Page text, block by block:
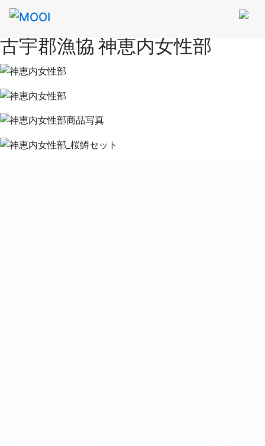
古宇郡漁協 神恵内女性部